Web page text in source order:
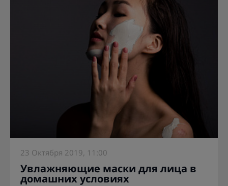
23 Октября 2019, 11:00
Увлажняющие маски для лица в
домашних условиях